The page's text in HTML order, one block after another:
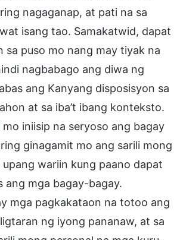
nagaganap, at pati na sa
isang tao. Samakatwid, dapat
sa puso mo nang may tiyak na
nagbabago ang diwa ng
ang Kanyang disposisyon sa
at sa iba’t ibang konteksto.
iniisip na seryoso ang bagay
ginagamit mo ang sarili mong
wariin kung paano dapat
ang mga bagay-bagay.
mga pagkakataon na totoo ang
ng iyong pananaw, at sa